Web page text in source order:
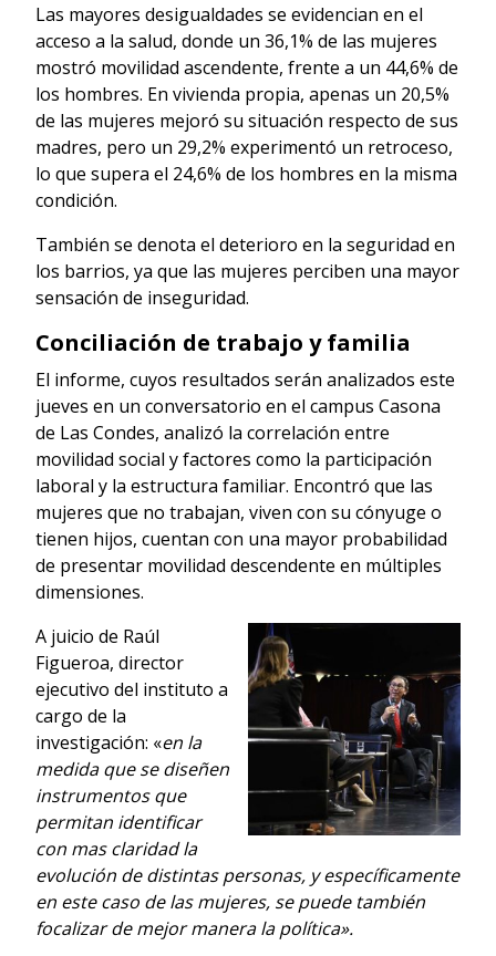
Las mayores desigualdades se evidencian en el
acceso a la salud, donde un 36,1% de las mujeres
mostró movilidad ascendente, frente a un 44,6% de
los hombres. En vivienda propia, apenas un 20,5%
de las mujeres mejoró su situación respecto de sus
madres, pero un 29,2% experimentó un retroceso,
lo que supera el 24,6% de los hombres en la misma
condición.
También se denota el deterioro en la seguridad en
los barrios, ya que las mujeres perciben una mayor
sensación de inseguridad.
Conciliación de trabajo y familia
El informe, cuyos resultados serán analizados este
jueves en un conversatorio en el campus Casona
de Las Condes, analizó la correlación entre
movilidad social y factores como la participación
laboral y la estructura familiar. Encontró que las
mujeres que no trabajan, viven con su cónyuge o
tienen hijos, cuentan con una mayor probabilidad
de presentar movilidad descendente en múltiples
dimensiones.
A juicio de Raúl
Figueroa, director
ejecutivo del instituto a
cargo de la
investigación: «en la
medida que se diseñen
instrumentos que
permitan identificar
con mas claridad la
evolución dedistintas personas, y específicamente
en este caso de las mujeres, se puede también
focalizar de mejor manera la política».